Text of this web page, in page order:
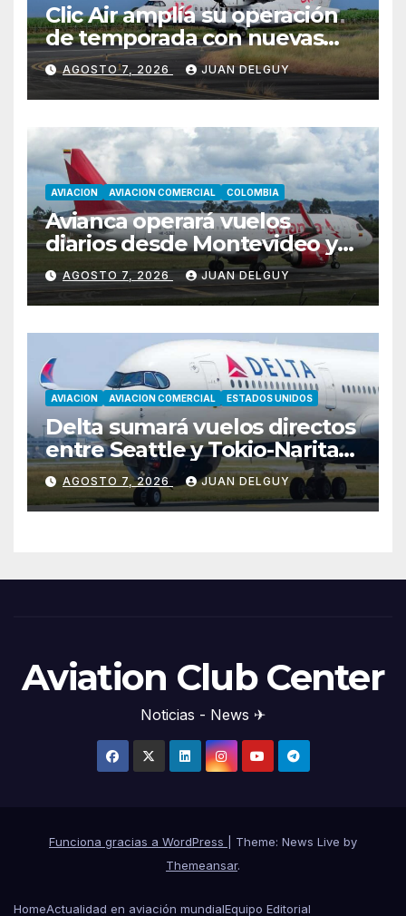
Clic Air amplía su operación
de temporada con nuevas
rutas hacia Cartagena y Tolú
AGOSTO 7, 2026 JUAN DELGUY
AVIACION AVIACION COMERCIAL COLOMBIA
Avianca operará vuelos
diarios desde Montevideo y
Asunción hacia Bogotá
AGOSTO 7, 2026 JUAN DELGUY
AVIACION AVIACION COMERCIAL ESTADOS UNIDOS
Delta sumará vuelos directos
entre Seattle y Tokio-Narita
desde marzo de 2027
AGOSTO 7, 2026 JUAN DELGUY
Aviation Club Center
Noticias - News ✈
Funciona gracias a WordPress
Theme: News Live by
Themeansar.
HomeActualidad en aviación mundialEquipo Editorial